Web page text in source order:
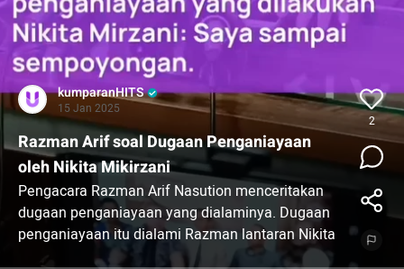
kumparanHITS
15 Jan 2025
Razman Arif soal Dugaan Penganiayaan
oleh Nikita Mikirzani
Pengacara Razman Arif Nasution menceritakan
dugaan penganiayaan yang dialaminya. Dugaan
penganiayaan itu dialami Razman lantaran Nikita
Mirzani yang tak terima putrinya, Laura Meizani,
2